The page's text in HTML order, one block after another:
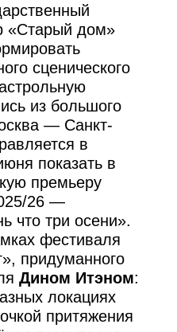
«Старый дом»
сценического
из большого
— Санкт-
в
показать в
премьеру
26 —
что три осени».
фестиваля
придуманного
Дином Итэном:
локациях
притяжения